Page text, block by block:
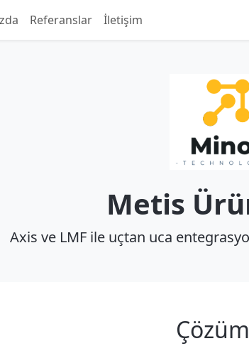
Referanslar İletişim
Metis
Axis ve LMF ile uçtan uca